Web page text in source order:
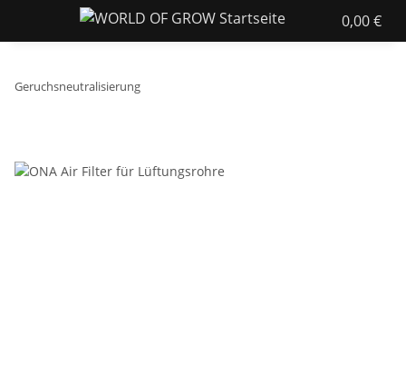
0,00 €
Geruchsneutralisierung